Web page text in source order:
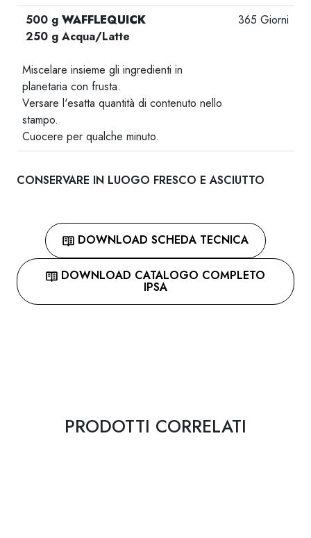
500 g WAFFLEQUICK
250 g Acqua/Latte
Miscelare insieme gli ingredienti in
planetaria con frusta.
Versare l'esatta quantità di contenuto nello
stampo.
Cuocere per qualche minuto.
365 Giorni
CONSERVARE IN LUOGO FRESCO E ASCIUTTO
DOWNLOAD SCHEDA TECNICA
DOWNLOAD CATALOGO COMPLETO
IPSA
PRODOTTI CORRELATI